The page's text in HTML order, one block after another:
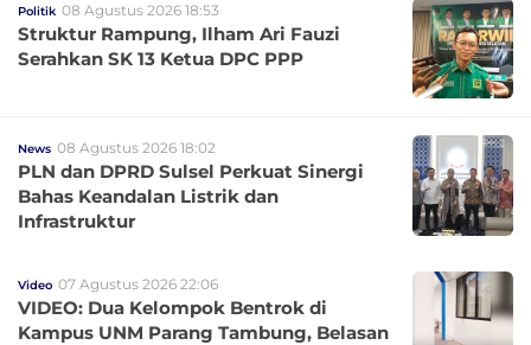
Politik 08 Agustus 2026 18:53
Struktur Rampung, Ilham Ari Fauzi
Serahkan SK 13 Ketua DPC PPP
News 08 Agustus 2026 18:02
PLN dan DPRD Sulsel Perkuat Sinergi
Bahas Keandalan Listrik dan
Infrastruktur
Video 07 Agustus 2026 22:06
VIDEO: Dua Kelompok Bentrok di
Kampus UNM Parang Tambung, Belasan